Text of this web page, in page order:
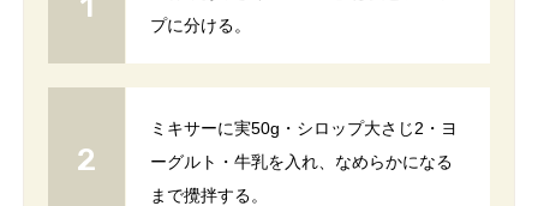
プに分ける。
ミキサーに実50g・シロップ大さじ2・ヨ
ーグルト・牛乳を入れ、なめらかになる
まで攪拌する。